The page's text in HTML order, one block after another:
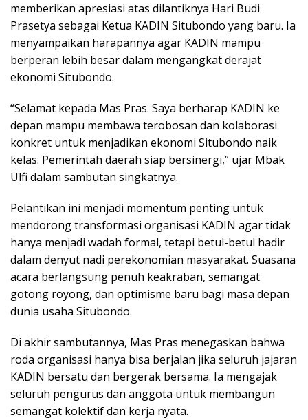
memberikan apresiasi atas dilantiknya Hari Budi
Prasetya sebagai Ketua KADIN Situbondo yang baru. Ia
menyampaikan harapannya agar KADIN mampu
berperan lebih besar dalam mengangkat derajat
ekonomi Situbondo.
“Selamat kepada Mas Pras. Saya berharap KADIN ke
depan mampu membawa terobosan dan kolaborasi
konkret untuk menjadikan ekonomi Situbondo naik
kelas. Pemerintah daerah siap bersinergi,” ujar Mbak
Ulfi dalam sambutan singkatnya.
Pelantikan ini menjadi momentum penting untuk
mendorong transformasi organisasi KADIN agar tidak
hanya menjadi wadah formal, tetapi betul-betul hadir
dalam denyut nadi perekonomian masyarakat. Suasana
acara berlangsung penuh keakraban, semangat
gotong royong, dan optimisme baru bagi masa depan
dunia usaha Situbondo.
Di akhir sambutannya, Mas Pras menegaskan bahwa
roda organisasi hanya bisa berjalan jika seluruh jajaran
KADIN bersatu dan bergerak bersama. Ia mengajak
seluruh pengurus dan anggota untuk membangun
semangat kolektif dan kerja nyata.